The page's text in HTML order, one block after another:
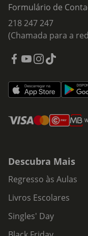
Formulário de
218 247 247
(Chamada para a
Descubra Mais
Regresso às Aulas
Livros Escolares
Singles' Day